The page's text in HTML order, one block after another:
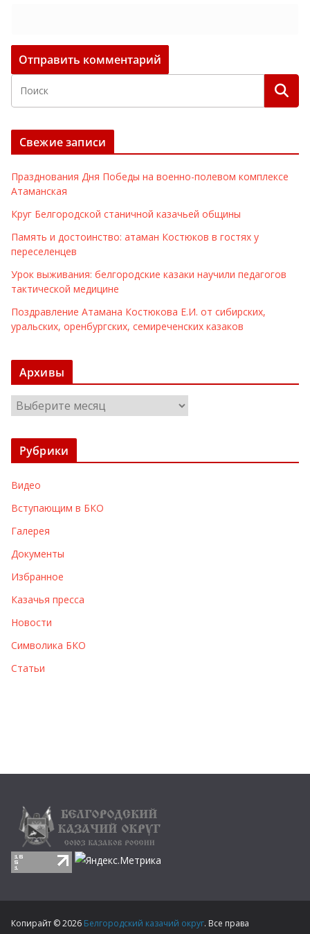
Свежие записи
Празднования Дня Победы на военно-полевом комплексе
Атаманская
Круг Белгородской станичной казачьей общины
Память и достоинство: атаман Костюков в гостях у
переселенцев
Урок выживания: белгородские казаки научили педагогов
тактической медицине
Поздравление Атамана Костюкова Е.И. от сибирских,
уральских, оренбургских, семиреченских казаков
Архивы
р
х
ы
Рубрики
Видео
Вступающим в БКО
Галерея
Документы
Избранное
Казачья пресса
Новости
Символика БКО
Статьи
Копирайт © 2026 Белгородский казачий округ. Все права